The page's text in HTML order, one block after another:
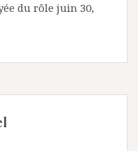
du rôle juin 30,